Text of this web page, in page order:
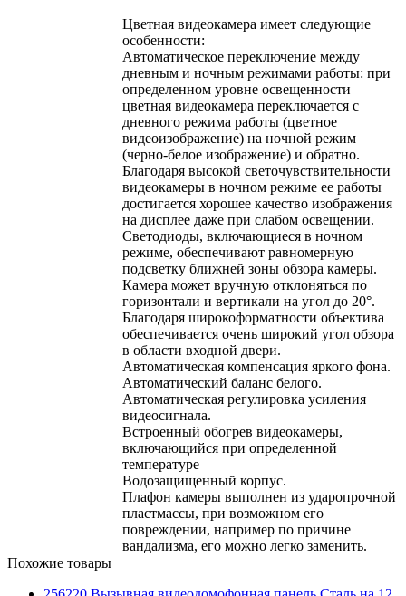
Цветная видеокамера имеет следующие
особенности:
Автоматическое переключение между
дневным и ночным режимами работы: при
определенном уровне освещенности
цветная видеокамера переключается с
дневного режима работы (цветное
видеоизображение) на ночной режим
(черно-белое изображение) и обратно.
Благодаря высокой светочувствительности
видеокамеры в ночном режиме ее работы
достигается хорошее качество изображения
на дисплее даже при слабом освещении.
Светодиоды, включающиеся в ночном
режиме, обеспечивают равномерную
подсветку ближней зоны обзора камеры.
Камера может вручную отклоняться по
горизонтали и вертикали на угол до 20°.
Благодаря широкоформатности объектива
обеспечивается очень широкий угол обзора
в области входной двери.
Автоматическая компенсация яркого фона.
Автоматический баланс белого.
Автоматическая регулировка усиления
видеосигнала.
Встроенный обогрев видеокамеры,
включающийся при определенной
температуре
Водозащищенный корпус.
Плафон камеры выполнен из ударопрочной
пластмассы, при возможном его
повреждении, например по причине
вандализма, его можно легко заменить.
Похожие товары